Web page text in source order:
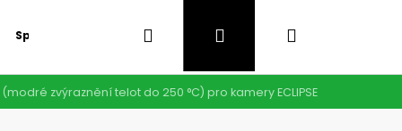
Speciální nabídka Hledat PřihlášeníNákupní
košík
zvýraznění telot do 250 °C) pro kamery ECLIPSE